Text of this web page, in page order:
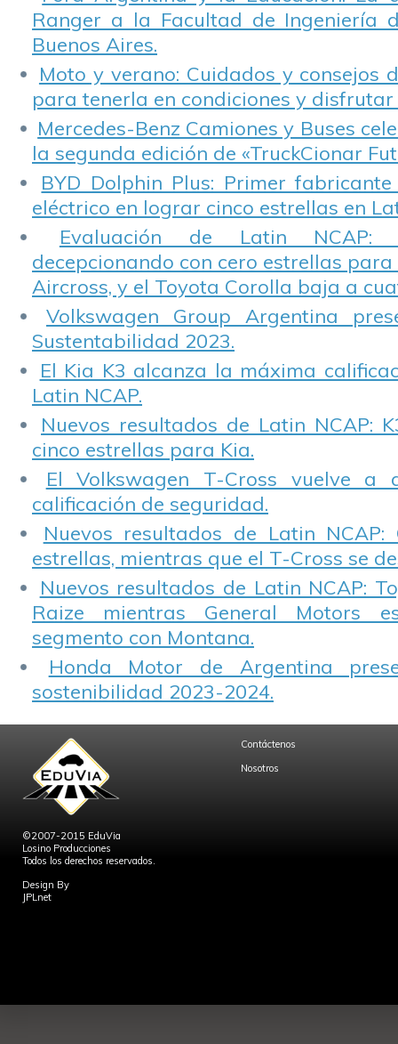
Ranger a la Facultad de Ingeniería
Buenos Aires.
Moto y verano: Cuidados y consejos
para tenerla en condiciones y disfrutar
Mercedes-Benz Camiones y Buses
la segunda edición de «TruckCionar
BYD Dolphin Plus: Primer
eléctrico en lograr cinco estrellas en
Evaluación de Latin NCAP:
decepcionando con cero estrellas para
Aircross, y el Toyota Corolla baja a
Volkswagen Group Argentina
Sustentabilidad 2023.
El Kia K3 alcanza la máxima
Latin NCAP.
Nuevos resultados de Latin NCAP:
cinco estrellas para Kia.
El Volkswagen T-Cross vuelve a
calificación de seguridad.
Nuevos resultados de Latin NCAP:
estrellas, mientras que el T-Cross se
Nuevos resultados de Latin NCAP:
Raize mientras General Motors
segmento con Montana.
Honda Motor de Argentina
sostenibilidad 2023-2024.
©2007-2015 EduVia
Losino Producciones
Todos los derechos reservados.
Design By
JPLnet
Contáctenos
Nosotros